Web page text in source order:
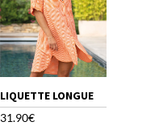
LIQUETTE LONGUE
31.90€